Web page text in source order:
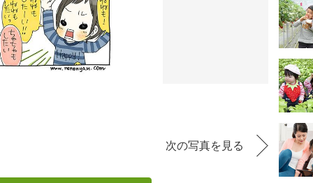
次の写真を見る